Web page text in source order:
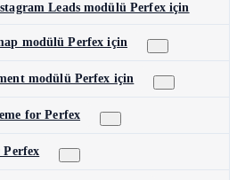
Leads modülü Perfex için
modülü Perfex için
modülü Perfex için
for Perfex
Perfex